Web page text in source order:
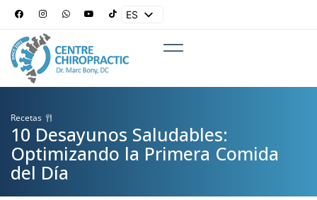
ES
Recetas
10 Desayunos Saludables:
Optimizando la Primera Comida
del Día